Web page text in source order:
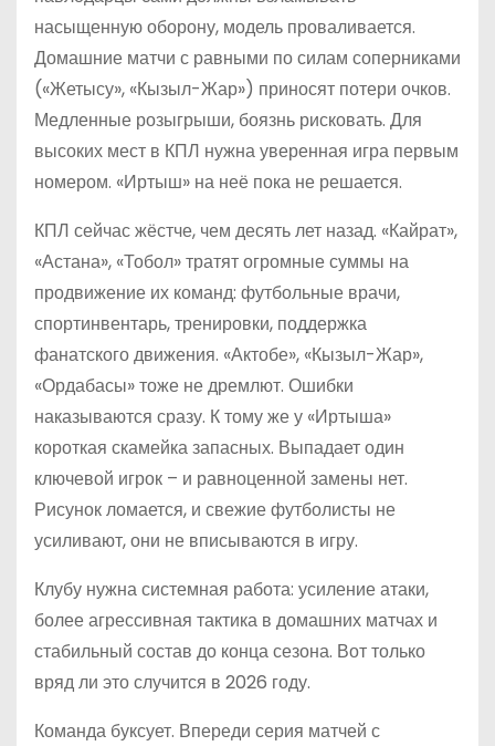
насыщенную оборону, модель проваливается.
Домашние матчи с равными по силам соперниками
(«Жетысу», «Кызыл-Жар») приносят потери очков.
Медленные розыгрыши, боязнь рисковать. Для
высоких мест в КПЛ нужна уверенная игра первым
номером. «Иртыш» на неё пока не решается.
КПЛ сейчас жёстче, чем десять лет назад. «Кайрат»,
«Астана», «Тобол» тратят огромные суммы на
продвижение их команд: футбольные врачи,
спортинвентарь, тренировки, поддержка
фанатского движения. «Актобе», «Кызыл-Жар»,
«Ордабасы» тоже не дремлют. Ошибки
наказываются сразу. К тому же у «Иртыша»
короткая скамейка запасных. Выпадает один
ключевой игрок – и равноценной замены нет.
Рисунок ломается, и свежие футболисты не
усиливают, они не вписываются в игру.
Клубу нужна системная работа: усиление атаки,
более агрессивная тактика в домашних матчах и
стабильный состав до конца сезона. Вот только
вряд ли это случится в 2026 году.
Команда буксует. Впереди серия матчей с